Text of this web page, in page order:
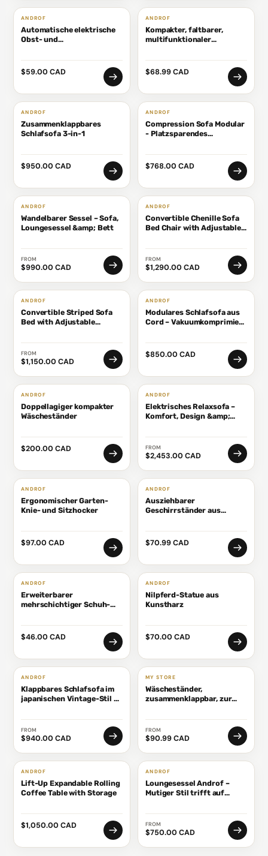
ANDROF
Automatische elektrische
Obst- und
$59.00 CAD
ANDROF
Kompakter, faltbarer,
multifunktionaler
$68.99 CAD
ANDROF
Zusammenklappbares
Schlafsofa 3-in-1
$950.00 CAD
ANDROF
Compression Sofa Modular
- Platzsparendes
$768.00 CAD
ANDROF
Wandelbarer Sessel – Sofa,
Loungesessel &amp; Bett
FROM
$990.00 CAD
ANDROF
Convertible Chenille Sofa
Bed Chair with Adjustable
FROM
$1,290.00 CAD
ANDROF
Convertible Striped Sofa
Bed with Adjustable
Armrests
FROM
$1,150.00 CAD
ANDROF
Modulares Schlafsofa aus
Cord – Vakuumkomprimiert
erforderlich
$850.00 CAD
ANDROF
Doppellagiger kompakter
Wäscheständer
$200.00 CAD
ANDROF
Elektrisches Relaxsofa –
Komfort, Design &amp;
FROM
$2,453.00 CAD
ANDROF
Ergonomischer Garten-
Knie- und Sitzhocker
$97.00 CAD
ANDROF
Ausziehbarer
Geschirrständer aus
Besteck- und
Essstäbchenhaltern
$70.99 CAD
ANDROF
Erweiterbarer
mehrschichtiger Schuh-
$46.00 CAD
ANDROF
Nilpferd-Statue aus
Kunstharz
$70.00 CAD
ANDROF
Klappbares Schlafsofa im
japanischen Vintage-Stil –
moderne Funktionalität
FROM
$940.00 CAD
MY STORE
Wäscheständer,
zusammenklappbar, zur
und 1 Meter, 5
Aluminiumstangen,
Tragkraft 27 kg,
FROM
$90.99 CAD
ANDROF
Lift-Up Expandable Rolling
Coffee Table with Storage
$1,050.00 CAD
−11%
ANDROF
Loungesessel Androf –
Mutiger Stil trifft auf
FROM
$750.00 CAD